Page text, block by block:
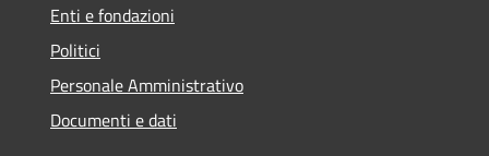
Enti e fondazioni
Politici
Personale Amministrativo
Documenti e dati